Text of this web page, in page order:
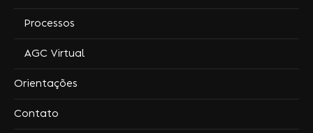
Processos
AGC Virtual
Orientações
Contato